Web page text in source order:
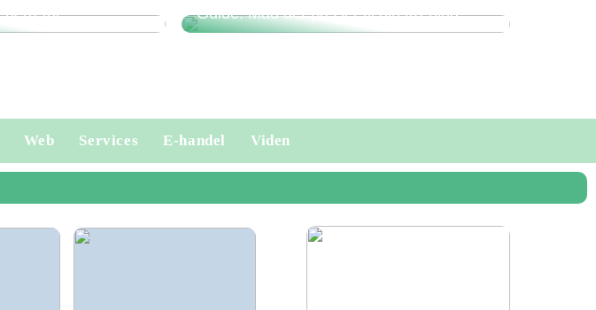
herretur Guide: Mad der passer til din træning.
Web Services E-handel Viden